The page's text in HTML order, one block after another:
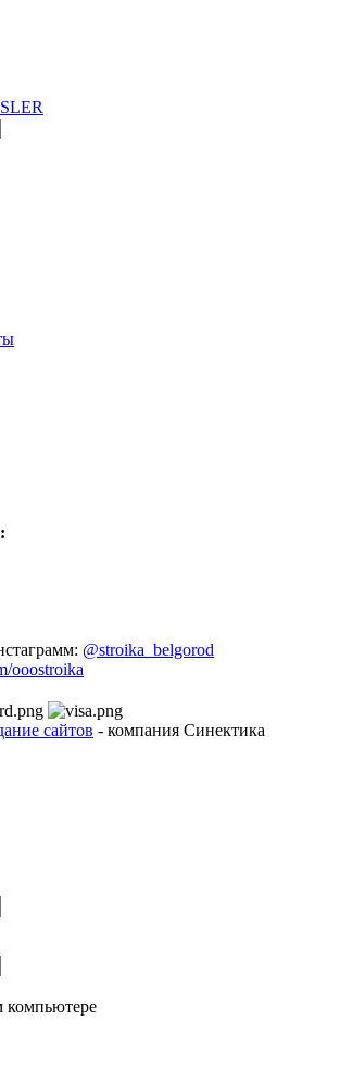
@stroika_belgorod
ooostroika
сайтов - компания Синектика
компьютере